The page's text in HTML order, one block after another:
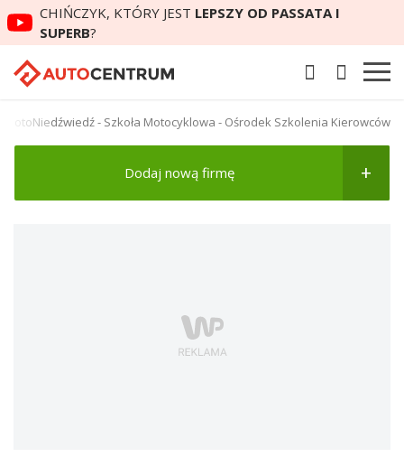
CHIŃCZYK, KTÓRY JEST LEPSZY OD PASSATA I
SUPERB?
MotoNiedźwiedź - Szkoła Motocyklowa - Ośrodek Szkolenia Kierowców
Dodaj nową firmę